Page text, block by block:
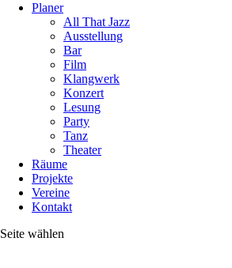
Planer
All That Jazz
Ausstellung
Bar
Film
Klangwerk
Konzert
Lesung
Party
Tanz
Theater
Räume
Projekte
Vereine
Kontakt
Seite wählen